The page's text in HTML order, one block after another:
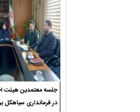
جلسه معتمدین هیئت
در فرمانداری سیاهکل